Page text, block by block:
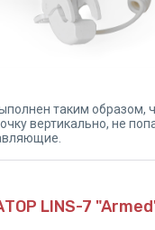
таким образом,
вертикально, не
LINS-7